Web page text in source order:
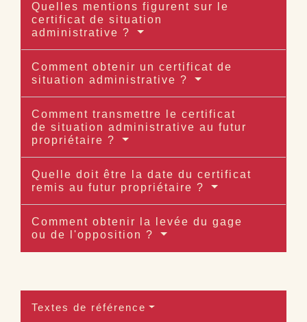
Quelles mentions figurent sur le
certificat de situation
administrative ?
Comment obtenir un certificat de
situation administrative ?
Comment transmettre le certificat
de situation administrative au futur
propriétaire ?
Quelle doit être la date du certificat
remis au futur propriétaire ?
Comment obtenir la levée du gage
ou de l'opposition ?
Textes de référence